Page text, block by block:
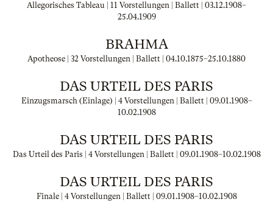
Allegorisches Tableau | 11 Vorstellungen | Ballett | 03.12.1908–
25.04.1909
BRAHMA
Apotheose | 32 Vorstellungen | Ballett | 04.10.1875–25.10.1880
DAS URTEIL DES PARIS
Einzugsmarsch (Einlage) | 4 Vorstellungen | Ballett | 09.01.1908–
10.02.1908
DAS URTEIL DES PARIS
Das Urteil des Paris | 4 Vorstellungen | Ballett | 09.01.1908–10.02.1908
DAS URTEIL DES PARIS
Finale | 4 Vorstellungen | Ballett | 09.01.1908–10.02.1908